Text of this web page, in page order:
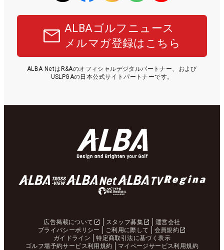
ALBAゴルフニュース
メルマガ登録はこちら
ALBA NetはR&Aのオフィシャルデジタルパートナー、および
USLPGAの日本公式サイトパートナーです。
広告掲載について スタッフ募集
運営会社
プライバシーポリシー
ご利用に際して
会員規約
ガイドライン
特定商取引法に基づく表示
ゴルフ場予約サービス利用規約
マイページサービス利用規約